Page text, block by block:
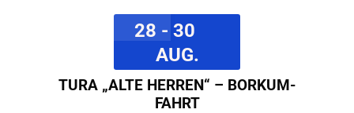
28 - 30
AUG.
TURA „ALTE HERREN“ – BORKUM-
FAHRT